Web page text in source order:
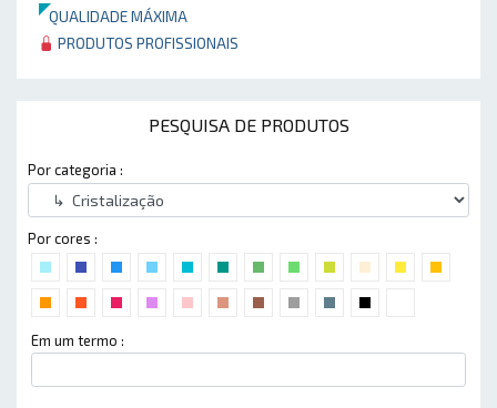
QUALIDADE MÁXIMA
PRODUTOS PROFISSIONAIS
PESQUISA DE PRODUTOS
Por categoria :
Por cores :
Em um termo :